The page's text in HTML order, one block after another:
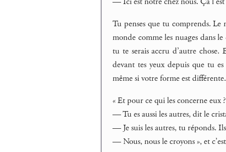
Tu penses que tu comprends. Le
monde comme les nuages dans
tu te serais accru d’autre chose.
devant tes yeux depuis que tu
même si votre forme est différente.
« Et pour ce qui les concerne eux
— Tu es aussi les autres, dit le
— Je suis les autres, tu réponds.
— Nous, nous le croyons », et